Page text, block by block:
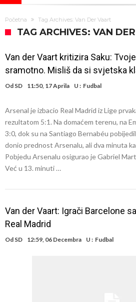
od njih je Messi, znate li ko je drugi?
Прijelom u transferu Romera? Inter
Atletico Madrid donosi neočekivanu
City prodao rezervnog golmana za
Istina konačno isplivala na površinu!
niko do sada, bolje je da ne dolazi u
Pobijedio Đokovića nakon 0:2 na
sramotan komentar na njegov račun
Početna Tag Archives: Van Der Vaart
TAG ARCHIVES: VAN
Van der Vaart kritizira Saku:
sramotno. Misliš da si svjetska
Od SD 11:50, 17 Aprila U : Fudbal
Arsenal je izbacio Real Madrid iz Lige
rezultatom 5:1. Na domaćem terenu, na
3:0, dok su na Santiago Bernabéu
donio prednost Arsenalu, ali dva minuta
Pobjedu Arsenalu osigurao je Gabriel
Već u 13. minuti …
Van der Vaart: Igrači Barcelone
Real Madrid
Od SD 12:59, 06 Decembra U : Fudbal